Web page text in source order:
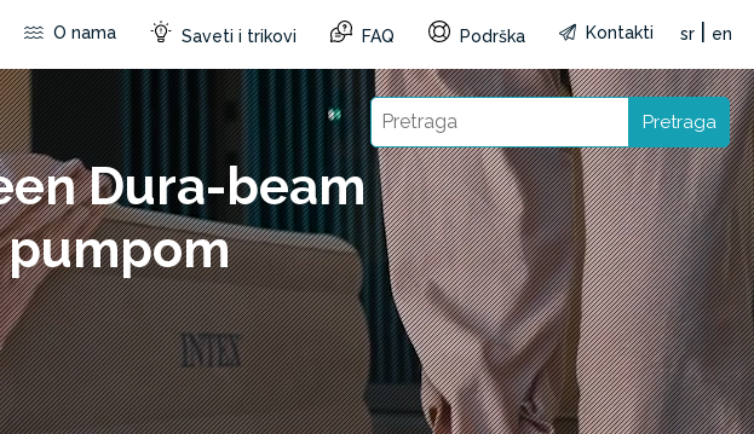
O nama Saveti i trikovi FAQ Podrška Kontakti sr en
Pretraga
Dura-beam
pumpom